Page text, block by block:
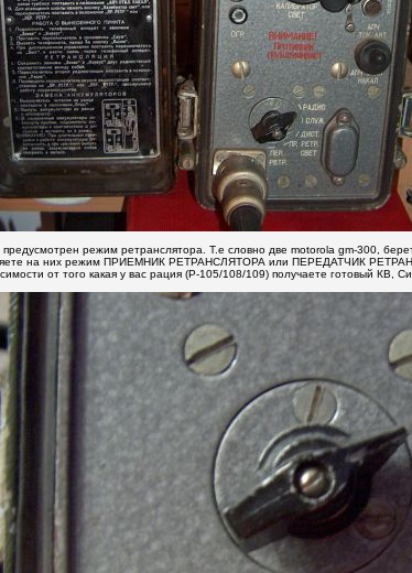
режим ретранслятора. Т.е словно две motorola gm-300,
на них режим ПРИЕМНИК РЕТРАНСЛЯТОРА или ПЕРЕДАТЧИК
от того какая у вас рация (Р-105/108/109) получаете готовый